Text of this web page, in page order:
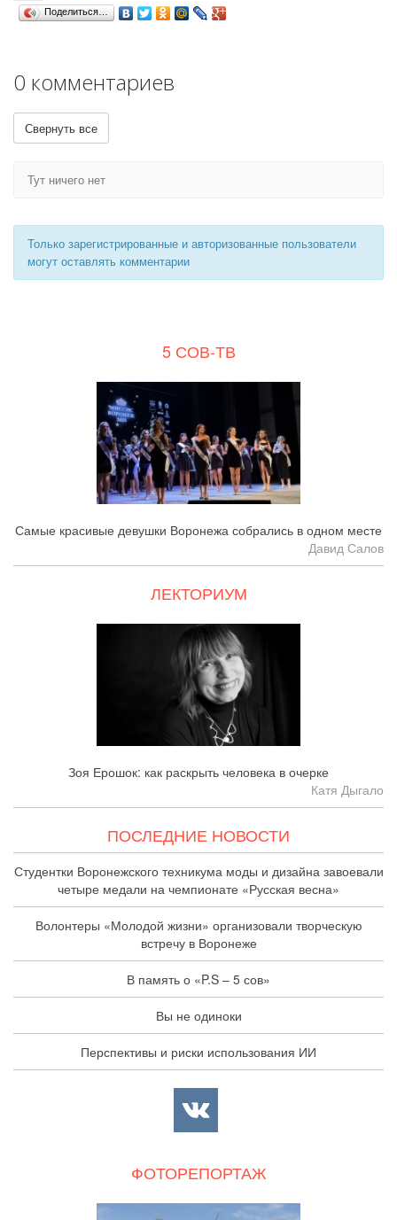
Поделиться…
0 комментариев
Свернуть все
Тут ничего нет
Только зарегистрированные и авторизованные пользователи
могут оставлять комментарии
5 СОВ-ТВ
Самые красивые девушки Воронежа собрались в одном месте
Давид Салов
ЛЕКТОРИУМ
Зоя Ерошок: как раскрыть человека в очерке
Катя Дыгало
ПОСЛЕДНИЕ НОВОСТИ
Студентки Воронежского техникума моды и дизайна завоевали
четыре медали на чемпионате «Русская весна»
Волонтеры «Молодой жизни» организовали творческую
встречу в Воронеже
В память о «P.S – 5 сов»
Вы не одиноки
Перспективы и риски использования ИИ
ФОТОРЕПОРТАЖ